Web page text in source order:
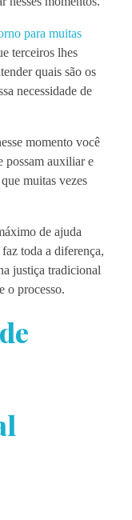
para muitas
terceiros lhes
quais são os
necessidade de
momento você
possam auxiliar e
muitas vezes
de ajuda
toda a diferença,
justiça tradicional
o processo.